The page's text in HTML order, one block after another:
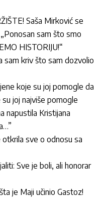
Saša Mirković se
sam što smo
HISTORIJU!“
sam kriv što sam dozvolio
koje su joj pomogle da
joj najviše pomogle
napustila Kristijana
otkrila sve o odnosu sa
Sve je boli, ali honorar
je Maji učinio Gastoz!